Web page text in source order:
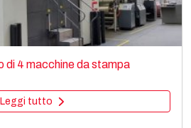
6
Leggi tutto
di 4 macchine da stampa
Leggi tutto